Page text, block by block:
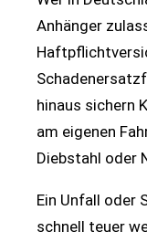
Anhänger
hinaus sichern
am eigenen
Diebstahl oder
Ein Unfall oder
schnell teuer